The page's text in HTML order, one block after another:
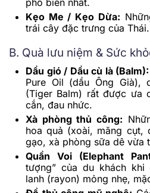
phổ biến nhất.
Kẹo Me / Kẹo Dừa:
trái cây đặc trưng của Thái.
B. Quà lưu niệm & Sức
Dầu gió / Dầu cù là (Balm):
Pure Oil (dầu Ông Già),
(Tiger Balm) rất được ưa
cắn, đau nhức.
Xà phòng thủ công:
hoa quả (xoài, măng cụt,
gạo, xà phòng sữa dê vừa
Quần Voi (Elephant
tượng” của du khách khi
lanh (rayon) mỏng nhẹ,